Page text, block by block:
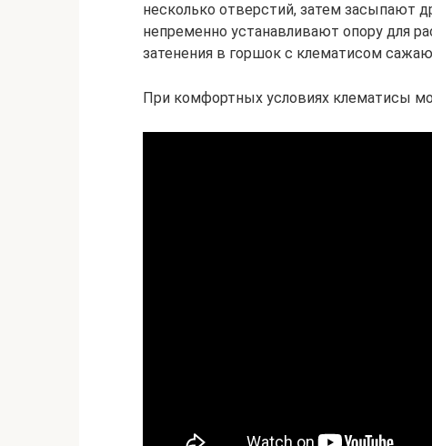
несколько отверстий, затем засыпают
непременно устанавливают опору для
затенения в горшок с клематисом
При комфортных условиях клематисы